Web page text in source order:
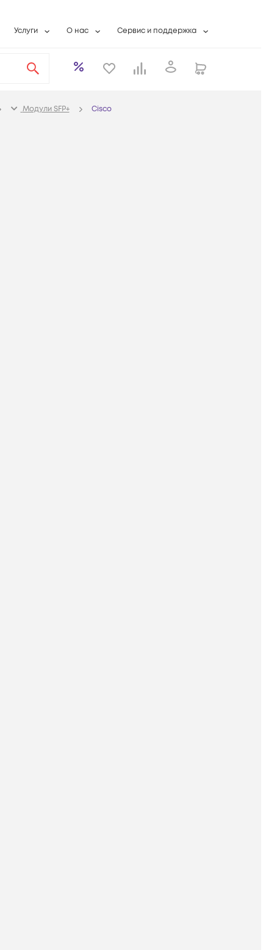
Услуги
Системная интеграция
Бесплатная намотка оптического кабеля
О нас
Контактная информация
Аккредитация ИТ
Сервис и поддержка
Контакты сервисных центров
Модули SFP+ Cisco